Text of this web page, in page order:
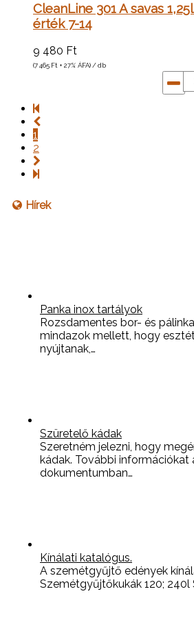
CleanLine 301 A savas
érték 7-14
9 480 Ft
(7 465 Ft + 27% ÁFA) / db
1
2
Hírek
Panka inox tartályok
Rozsdamentes bor- és
mindazok mellett, hogy
nyújtanak,…
Szüretelő kádak
Szeretném jelezni, hogy
kádak. További információkat
dokumentumban…
Kínálati katalógus.
A szemétgyűjtő edények
Szemétgyűjtőkukák 120;